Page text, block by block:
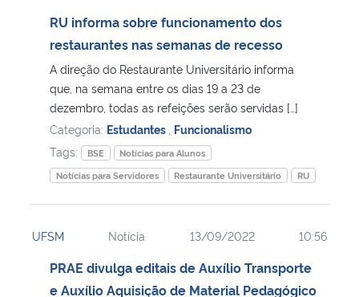
RU informa sobre funcionamento dos
restaurantes nas semanas de recesso
A direção do Restaurante Universitário informa
que, na semana entre os dias 19 a 23 de
dezembro, todas as refeições serão servidas […]
Categoria: Estudantes Funcionalismo
Tags:
BSE
Notícias para Alunos
Notícias para Servidores
Restaurante Universitário RU
UFSM Notícia 13/09/2022 10:56
PRAE divulga editais de Auxílio Transporte
e Auxílio Aquisição de Material Pedagógico